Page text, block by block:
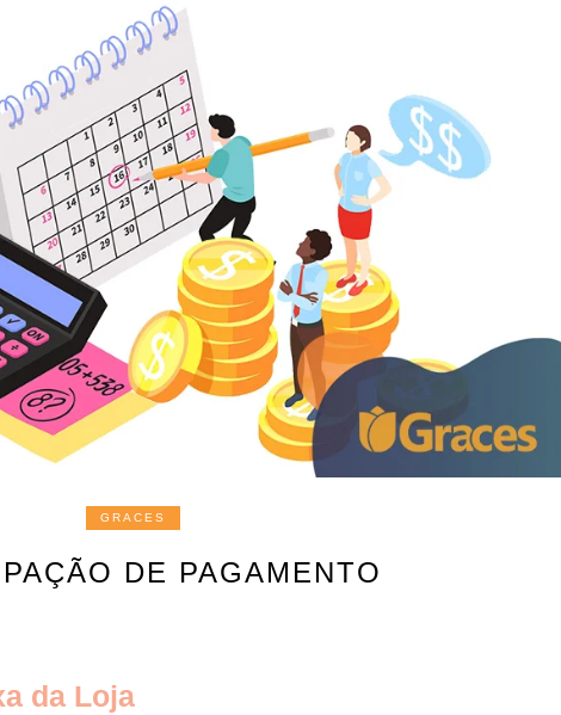
GRACES
DE PAGAMENTO
da Loja